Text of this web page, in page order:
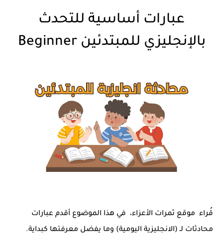
عبارات أساسية للتحدث
بالإنجليزي للمبتدئين Beginner
قُراء موقع ثمرات الأعزاء، في هذا الموضوع أقدم عبارات
محادثات لـ (الانجليزية اليومية) وما يفضل معرفتها كبداية.